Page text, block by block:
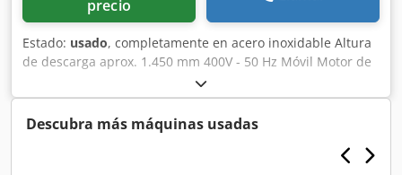
precio
Estado: usado, completamente en acero inoxidable Altura
de descarga aprox. 1.450 mm 400V - 50 Hz Móvil Motor de
0,55 kW Dimensiones (largo x ancho x alto): aprox. 1.450 x
1.350 x 2.900 mm Dcsdpfozht Etox Ahtsk
Descubra más máquinas usadas